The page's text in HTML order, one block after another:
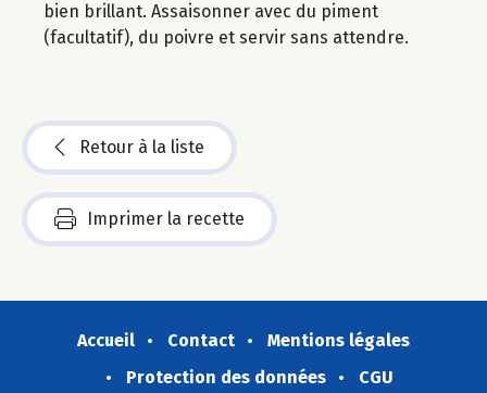
bien brillant. Assaisonner avec du piment
(facultatif), du poivre et servir sans attendre.
Retour à la liste
Imprimer la recette
Accueil Contact
Mentions légales
Protection des données
CGU